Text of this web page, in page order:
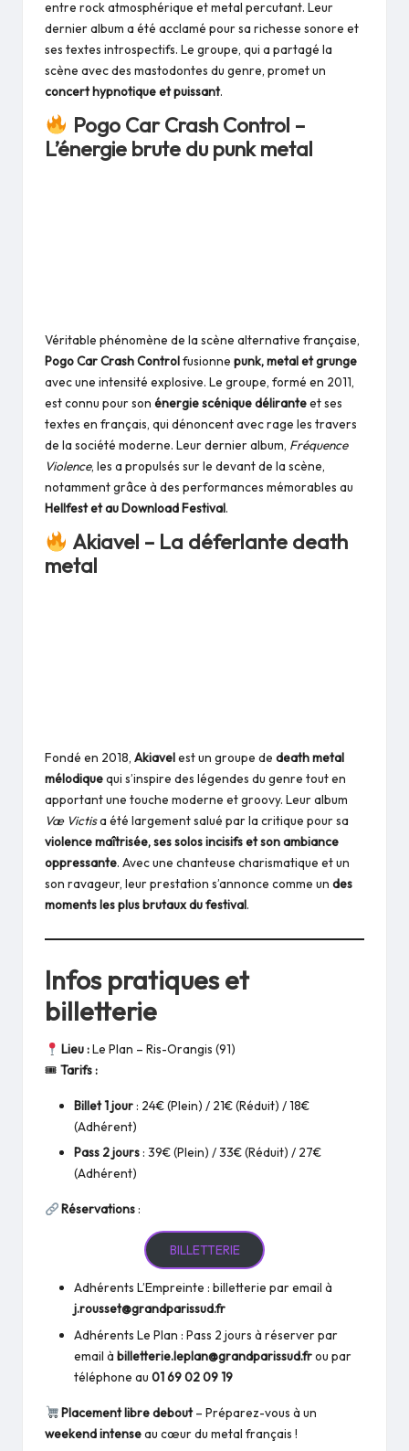
entre rock atmosphérique et metal percutant. Leur
dernier album a été acclamé pour sa richesse sonore et
ses textes introspectifs. Le groupe, qui a partagé la
scène avec des mastodontes du genre, promet un
concert hypnotique et puissant.
Pogo Car Crash Control –
L’énergie brute du punk metal
Véritable phénomène de la scène alternative française,
Pogo Car Crash Controlfusionne punk, metal et grunge
avec une intensité explosive. Le groupe, formé en 2011,
est connu pour son énergie scénique déliranteet ses
textes en français, qui dénoncent avec rage les travers
de la société moderne. Leur dernier album, Fréquence
Violence, les a propulsés sur le devant de la scène,
notamment grâce à des performances mémorables au
Hellfest et au Download Festival.
Akiavel – La déferlante death
metal
Fondé en 2018, Akiavelest un groupe de death metal
mélodiquequi s’inspire des légendes du genre tout en
apportant une touche moderne et groovy. Leur album
Væ Victisa été largement salué par la critique pour sa
violence maîtrisée, ses solos incisifs et son ambiance
oppressante. Avec une chanteuse charismatique et un
son ravageur, leur prestation s’annonce comme un des
moments les plus brutaux du festival.
Infos pratiques et
billetterie
Lieu :Le Plan – Ris-Orangis (91)
🎟 Tarifs :
Billet 1 jour : 24€ (Plein) / 21€ (Réduit) / 18€
(Adhérent)
Pass 2 jours : 39€ (Plein) / 33€ (Réduit) / 27€
(Adhérent)
Réservations :
BILLETTERIE
Adhérents L’Empreinte : billetterie par email à
j.rousset@grandparissud.fr
Adhérents Le Plan : Pass 2 jours à réserver par
email à billetterie.leplan@grandparissud.frou par
téléphone au 01 69 02 09 19
Placement libre debout– Préparez-vous à un
weekend intenseau cœur du metal français !